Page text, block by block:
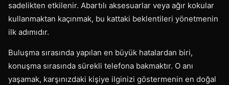
sadelikten etkilenir. Abartılı aksesuarlar veya ağır kokular
kullanmaktan kaçınmak, bu kattaki beklentileri yönetmenin
ilk adımıdır.
Buluşma sırasında yapılan en büyük hatalardan biri,
konuşma sırasında sürekli telefona bakmaktır. O anı
yaşamak, karşınızdaki kişiye ilginizi göstermenin en doğal